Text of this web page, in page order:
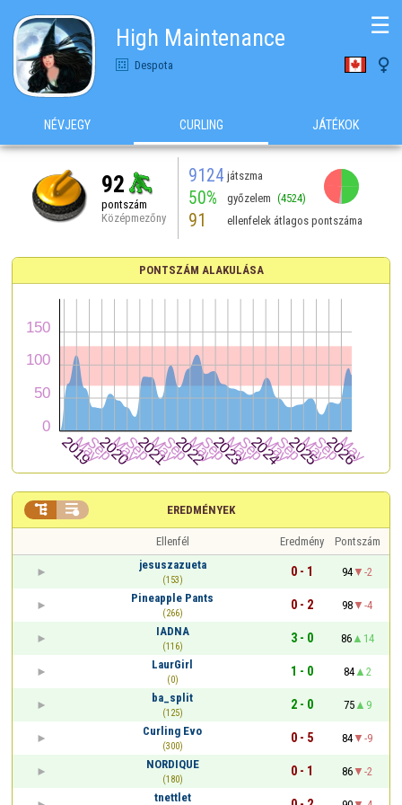
High Maintenance
Despota 
☰
NÉVJEGY CURLING JÁTÉKOK
92
pontszám
Középmezőny
9124 játszma
50% győzelem (4524)
91 ellenfelek átlagos pontszáma
PONTSZÁM ALAKULÁSA
EREDMÉNYEK
 
Ellenfél Eredmény
Pontszám
jesuszazueta
(153)
0 - 1 94
-2
Pineapple Pants
(266)
0 - 2 98
-4
IADNA
(116)
3 - 0 86
14
LaurGirl
(0)
1 - 0 84
2
ba_split
(125)
2 - 0 75
9
Curling Evo
(300)
0 - 5 84
-9
NORDIQUE
(180)
0 - 1 86
-2
tnettlet